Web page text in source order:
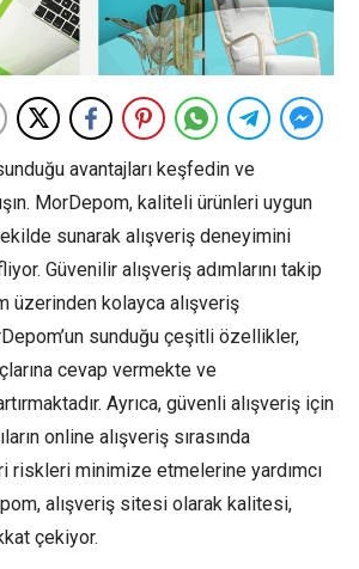
avantajları keşfedin ve
MorDepom, kaliteli ürünleri uygun
sunarak alışveriş deneyimini
Güvenilir alışveriş adımlarını takip
üzerinden kolayca alışveriş
sunduğu çeşitli özellikler,
cevap vermekte ve
Ayrıca, güvenli alışveriş için
online alışveriş sırasında
riskleri minimize etmelerine yardımcı
alışveriş sitesi olarak kalitesi,
çekiyor.